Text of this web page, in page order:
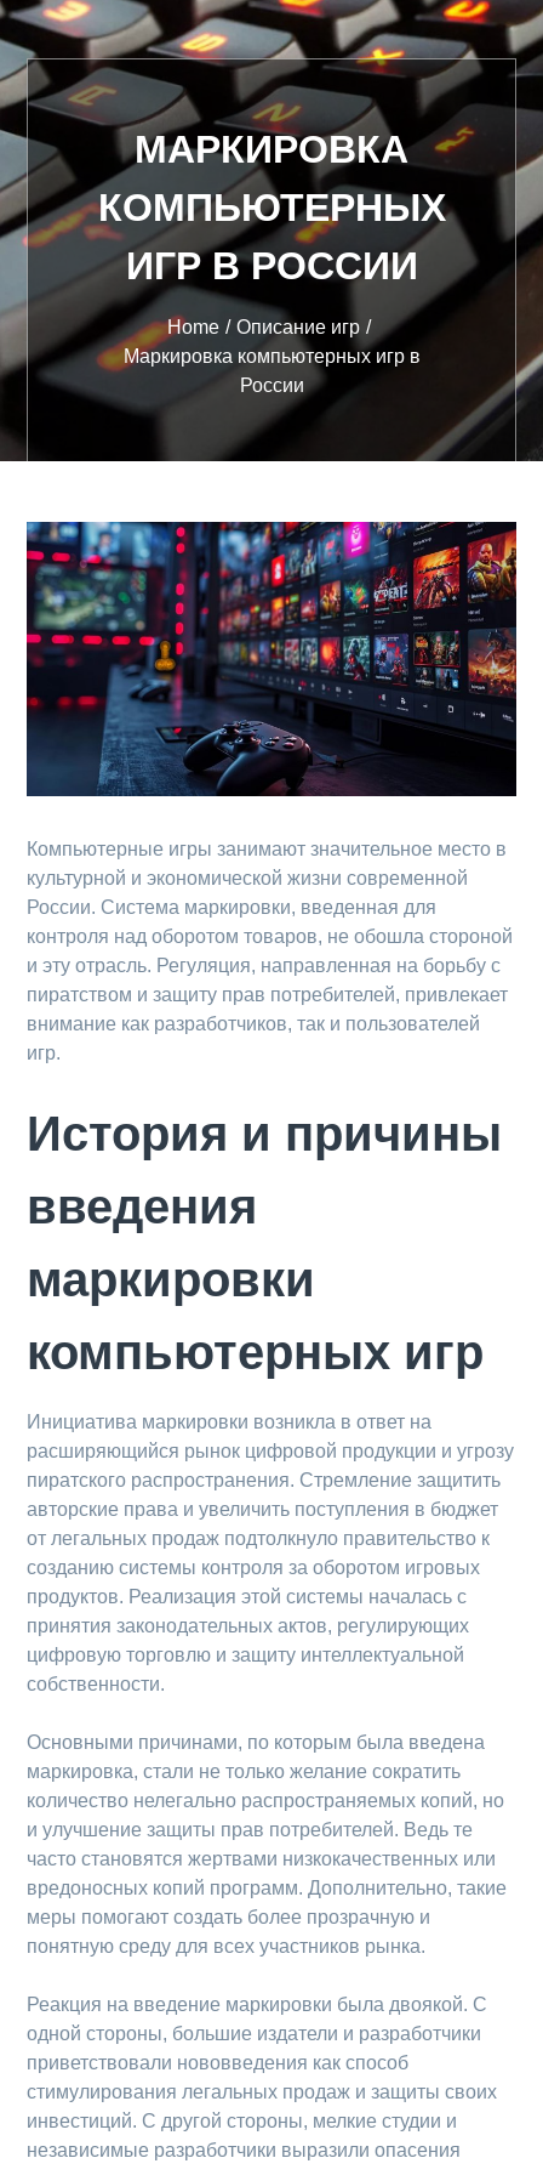
МАРКИРОВКА
КОМПЬЮТЕРНЫХ
ИГР В РОССИИ
Home
Описание игр
Маркировка компьютерных игр в
России
Компьютерные игры занимают значительное место в
культурной и экономической жизни современной
России. Система маркировки, введенная для
контроля над оборотом товаров, не обошла стороной
и эту отрасль. Регуляция, направленная на борьбу с
пиратством и защиту прав потребителей, привлекает
внимание как разработчиков, так и пользователей
игр.
История и причины
введения
маркировки
компьютерных игр
Инициатива маркировки возникла в ответ на
расширяющийся рынок цифровой продукции и угрозу
пиратского распространения. Стремление защитить
авторские права и увеличить поступления в бюджет
от легальных продаж подтолкнуло правительство к
созданию системы контроля за оборотом игровых
продуктов. Реализация этой системы началась с
принятия законодательных актов, регулирующих
цифровую торговлю и защиту интеллектуальной
собственности.
Основными причинами, по которым была введена
маркировка, стали не только желание сократить
количество нелегально распространяемых копий, но
и улучшение защиты прав потребителей. Ведь те
часто становятся жертвами низкокачественных или
вредоносных копий программ. Дополнительно, такие
меры помогают создать более прозрачную и
понятную среду для всех участников рынка.
Реакция на введение маркировки была двоякой. С
одной стороны, большие издатели и разработчики
приветствовали нововведения как способ
стимулирования легальных продаж и защиты своих
инвестиций. С другой стороны, мелкие студии и
независимые разработчики выразили опасения